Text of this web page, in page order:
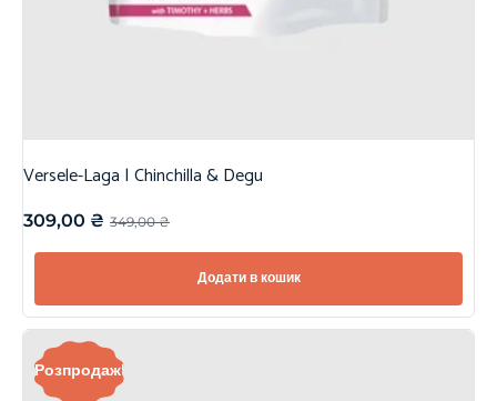
Versele-Laga | Chinchilla & Degu
349,00₴
309,00 ₴
Додати в кошик
Розпродаж!